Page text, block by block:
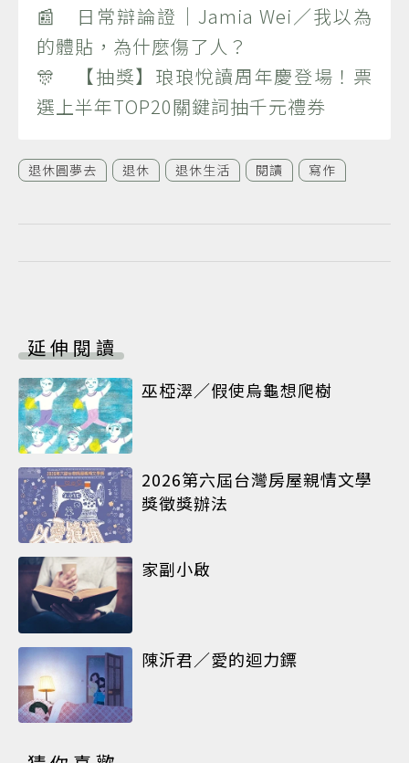
📰 日常辯論證｜Jamia Wei／我以為
的體貼，為什麼傷了人？
🎊 【抽獎】琅琅悅讀周年慶登場！票
選上半年TOP20關鍵詞抽千元禮券
退休圓夢去 退休 退休生活 閱讀 寫作
延伸閱讀
巫椏濢／假使烏龜想爬樹
2026第六屆台灣房屋親情文學
獎徵獎辦法
家副小啟
陳沂君／愛的迴力鏢